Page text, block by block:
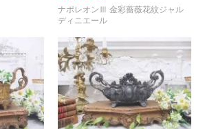
ナポレオンⅢ 金彩薔薇花紋ジャル
ディニエール